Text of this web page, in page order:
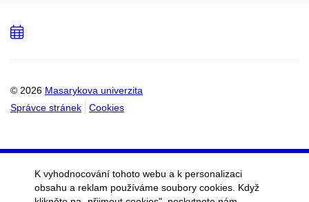
© 2026 Masarykova univerzita
Správce stránek
Cookies
Přidat
K vyhodnocování tohoto webu a k personalizaci
obsahu a reklam používáme soubory cookies. Když